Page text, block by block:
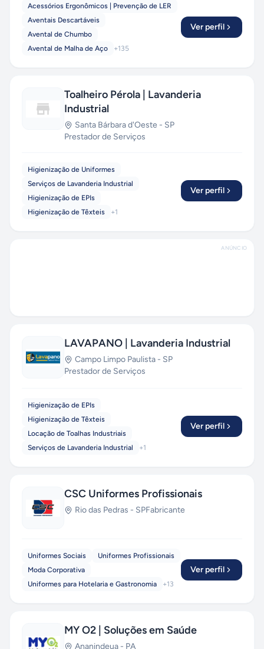
Acessórios Ergonômicos | Prevenção de LER
Aventais Descartáveis
Avental de Chumbo
Avental de Malha de Aço
+135
Ver perfil
Toalheiro Pérola | Lavanderia
Industrial
Santa Bárbara d'Oeste - SP
Prestador de Serviços
Higienização de Uniformes
Serviços de Lavanderia Industrial
Higienização de EPIs
Higienização de Têxteis
+1
Ver perfil
ANÚNCIO
LAVAPANO | Lavanderia Industrial
Campo Limpo Paulista - SP
Prestador de Serviços
Higienização de EPIs
Higienização de Têxteis
Locação de Toalhas Industriais
Serviços de Lavanderia Industrial
+1
Ver perfil
CSC Uniformes Profissionais
Rio das Pedras - SPFabricante
Uniformes Sociais
Uniformes Profissionais
Moda Corporativa
Uniformes para Hotelaria e Gastronomia
+13
Ver perfil
MY O2 | Soluções em Saúde
Ananindeua - PA